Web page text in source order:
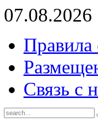
07.08.2026
Правила
Связь с